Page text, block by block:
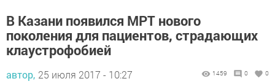
В Казани появился МРТ нового
поколения для пациентов, страдающих
клаустрофобией
автор, 25 июля 2017 - 10:27 1459 0 0